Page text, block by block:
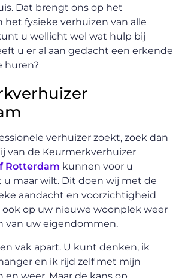
Dat brengt ons op het
het fysieke verhuizen van alle
u wellicht wel wat hulp bij
u er al aan gedacht een erkende
huren?
verhuizer zoekt, zoek dan
van de Keurmerkverhuizer
Rotterdam kunnen voor u
u maar wilt. Dit doen wij met de
aandacht en voorzichtigheid
ook op uw nieuwe woonplek weer
van uw eigendommen.
vak apart. U kunt denken, ik
en ik rijd zelf met mijn
en weer. Maar de kans op